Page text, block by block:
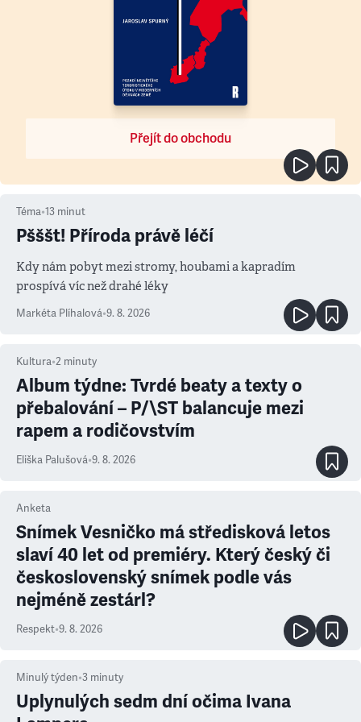
Přejít do obchodu
Téma•13 minut
Pšššt! Příroda právě léčí
Kdy nám pobyt mezi stromy, houbami a kapradím
prospívá víc než drahé léky
Markéta Plíhalová•9. 8. 2026
Kultura•2 minuty
Album týdne: Tvrdé beaty a texty o
přebalování – P/\ST balancuje mezi
rapem a rodičovstvím
Eliška Palušová•9. 8. 2026
Anketa
Snímek Vesničko má středisková letos
slaví 40 let od premiéry. Který český či
československý snímek podle vás
nejméně zestárl?
Respekt•9. 8. 2026
Minulý týden•3 minuty
Uplynulých sedm dní očima Ivana